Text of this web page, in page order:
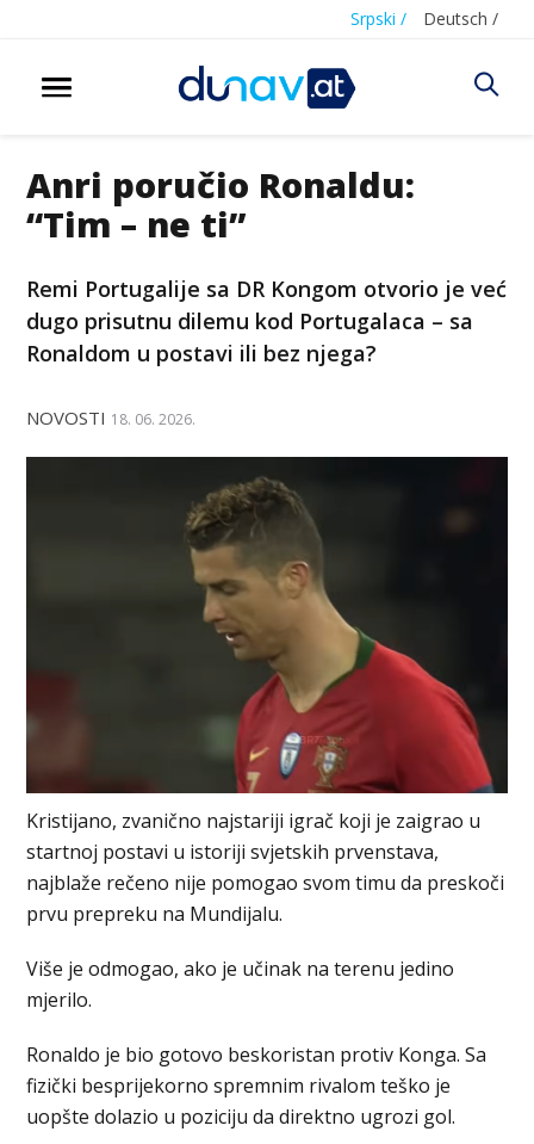
Srpski / Deutsch /
Anri poručio Ronaldu:
“Tim – ne ti”
Remi Portugalije sa DR Kongom otvorio je već
dugo prisutnu dilemu kod Portugalaca – sa
Ronaldom u postavi ili bez njega?
NOVOSTI 18. 06. 2026.
Kristijano, zvanično najstariji igrač koji je zaigrao u
startnoj postavi u istoriji svjetskih prvenstava,
najblaže rečeno nije pomogao svom timu da preskoči
prvu prepreku na Mundijalu.
Više je odmogao, ako je učinak na terenu jedino
mjerilo.
Ronaldo je bio gotovo beskoristan protiv Konga. Sa
fizički besprijekorno spremnim rivalom teško je
uopšte dolazio u poziciju da direktno ugrozi gol.